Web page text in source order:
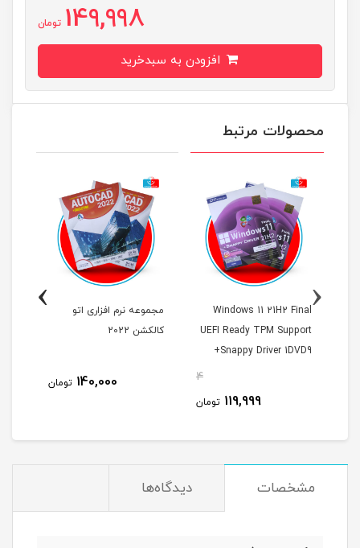
149,998 تومان
محصولات مرتبط
Windows 11 21H2 Final
UEFI Ready TPM Support
+Snappy Driver 1DVD9
4
119,999 تومان
مجموعه نرم افزاری اتو
کالکشن 2022
140,000 تومان
‹
›
مشخصات دیدگاه‌ها